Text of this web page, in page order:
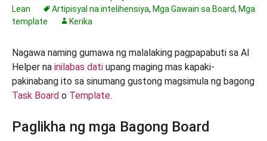
Lean
Artipisyal na intelihensiya, Mga Gawain sa Board, Mga
template
Kerika
Nagawa naming gumawa ng malalaking pagpapabuti sa AI
Helper na inilabas dati upang maging mas kapaki-
pakinabang ito sa sinumang gustong magsimula ng bagong
Task Board o Template.
Paglikha ng mga Bagong Board